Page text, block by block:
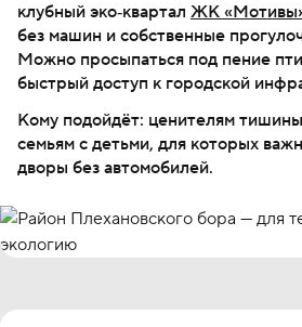
клубный эко‐квартал ЖК
без машин и собственные
Можно просыпаться под пение
быстрый доступ к городской
Кому подойдёт: ценителям
семьям с детьми, для которых
дворы без автомобилей.